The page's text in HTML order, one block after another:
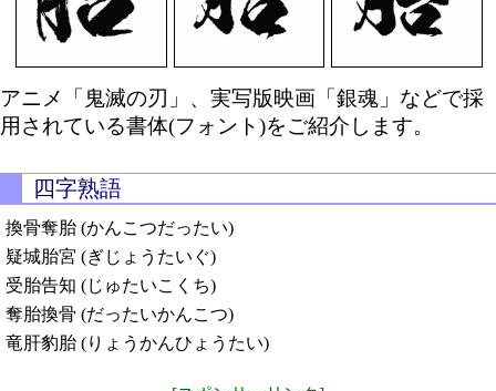
アニメ「鬼滅の刃」、実写版映画「銀魂」などで採
用されている書体(フォント)をご紹介します。
四字熟語
換骨奪胎 (かんこつだったい)
疑城胎宮 (ぎじょうたいぐ)
受胎告知 (じゅたいこくち)
奪胎換骨 (だったいかんこつ)
竜肝豹胎 (りょうかんひょうたい)